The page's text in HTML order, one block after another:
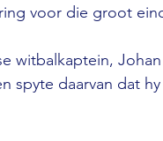
voor die groot
witbalkaptein,
spyte daarvan dat